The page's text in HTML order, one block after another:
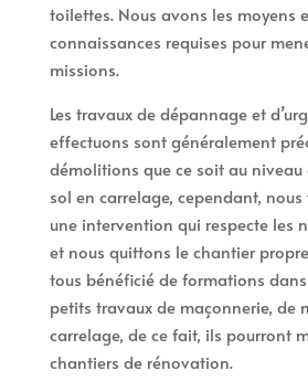
toilettes. Nous avons les moyens
connaissances requises pour
missions.
Les travaux de dépannage et
effectuons sont généralement
démolitions que ce soit au niveau
sol en carrelage, cependant, nous
une intervention qui respecte les
et nous quittons le chantier
tous bénéficié de formations
petits travaux de maçonnerie, de
carrelage, de ce fait, ils pourront
chantiers de rénovation.